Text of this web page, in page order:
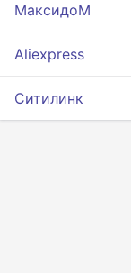
МаксидоМ
Aliexpress
Ситилинк